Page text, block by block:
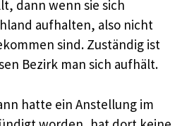
dann wenn sie sich
aufhalten, also nicht
sind. Zuständig ist
Bezirk man sich aufhält.
hatte ein Anstellung im